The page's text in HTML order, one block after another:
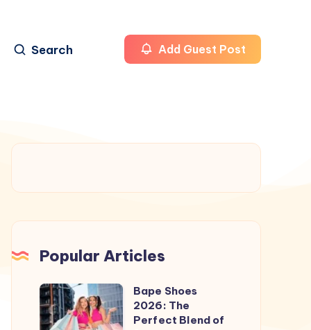
Search Add Guest Post
Popular Articles
Bape
Shoes
Bape Shoes
2026: The
Perfect Blend of